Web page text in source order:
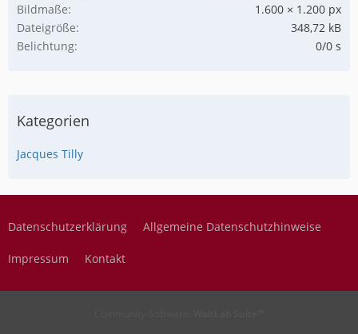
Bildmaße
1.600 × 1.200 px
Dateigröße
348,72 kB
Belichtung
0/0 s
Kategorien
Jacques Tilly
Datenschutzerklärung Allgemeine Datenschutzhinweise
Impressum Kontakt